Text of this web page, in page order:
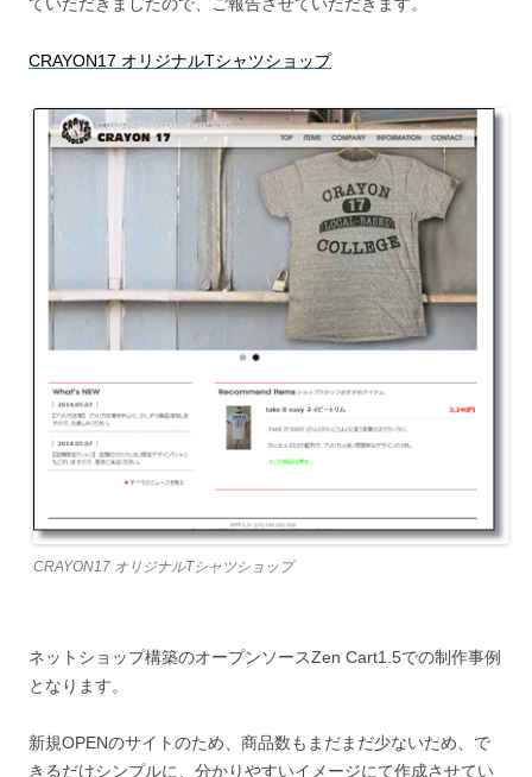
CRAYON17 オリジナルTシャツショップ
CRAYON17 オリジナルTシャツショップ
ネットショップ構築のオープンソースZen Cart1.5での制作事例
となります。
新規OPENのサイトのため、商品数もまだまだ少ないため、で
きるだけシンプルに、分かりやすいイメージにて作成させてい